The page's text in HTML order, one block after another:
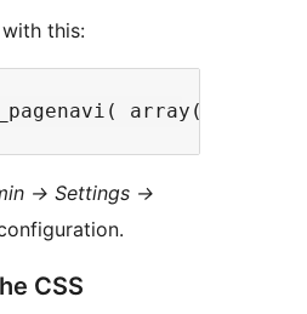
this:
-> Settings ->
CSS